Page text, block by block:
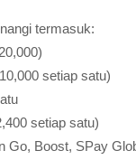
termasuk:
setiap satu)
setiap satu)
Go, Boost, SPay